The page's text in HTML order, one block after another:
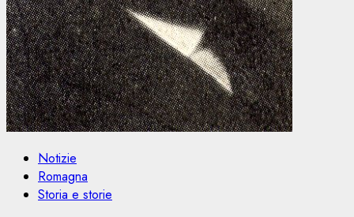
Notizie
Romagna
Storia e storie